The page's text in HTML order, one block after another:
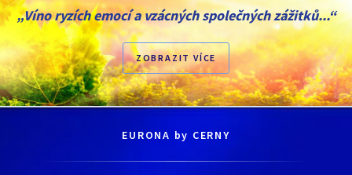
„Víno ryzích emocí a vzácných společných zážitků...“
ZOBRAZIT VÍCE
EURONA by CERNY